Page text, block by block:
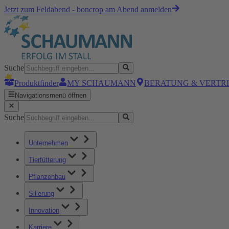
Jetzt zum Feldabend - boncrop am Abend anmelden
Suche
Produktfinder
MY SCHAUMANN BERATUNG &
Navigationsmenü öffnen
Suche
Unternehmen
Tierfütterung
Pflanzenbau
Silierung
Innovation
Karriere